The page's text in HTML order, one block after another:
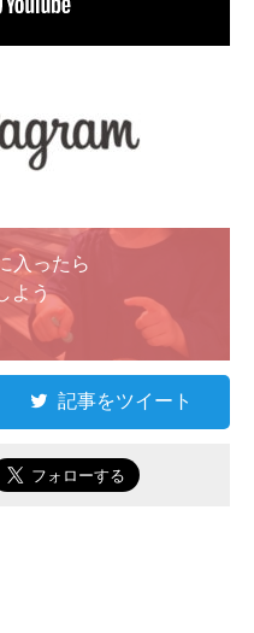
入ったら
よう
記事をツイート